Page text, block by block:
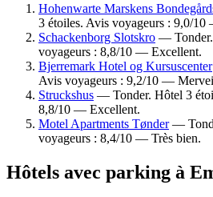
Hohenwarte Marskens
3 étoiles. Avis voyageurs : 9,0/
Schackenborg Slotskro — Tonder.
voyageurs : 8,8/10 — Excellent.
Bjerremark Hotel og Kursuscenter
Avis voyageurs : 9,2/10 —
Struckshus — Tonder. Hôtel 3
8,8/10 — Excellent.
Motel Apartments Tønder—
voyageurs : 8,4/10 — Très bien.
Hôtels avec parking à